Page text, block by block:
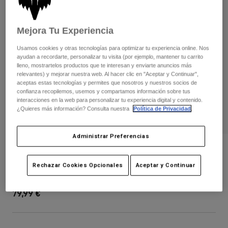
Pantalones cortos
Chaquetas y chalecos
Guantes
Gafas de protección
Calcetines
Accesorios
Chaquetas
Protecciones
Gafas de protección
Calcetines
Camisas
Ver todo
Mujer
Camisetas y tops
Sudaderas
Chaquetas
Pantalones
Ver todo
Protecciones
Gafas de Protección
Ver todo
Moto
Pantalones
Short Titan Race
79,99 €
Mejora Tu Experiencia
Usamos cookies y otras tecnologías para optimizar tu experiencia online. Nos
ayudan a recordarte, personalizar tu visita (por ejemplo, mantener tu carrito
lleno, mostrartelos productos que te interesan y enviarte anuncios más
relevantes) y mejorar nuestra web. Al hacer clic en "Aceptar y Continuar",
aceptas estas tecnologías y permites que nosotros y nuestros socios de
confianza recopilemos, usemos y compartamos información sobre tus
interacciones en la web para personalizar tu experiencia digital y contenido.
¿Quieres más información? Consulta nuestra
Política de Privacidad.
Administrar Preferencias
Rechazar Cookies Opcionales Aceptar y Continuar